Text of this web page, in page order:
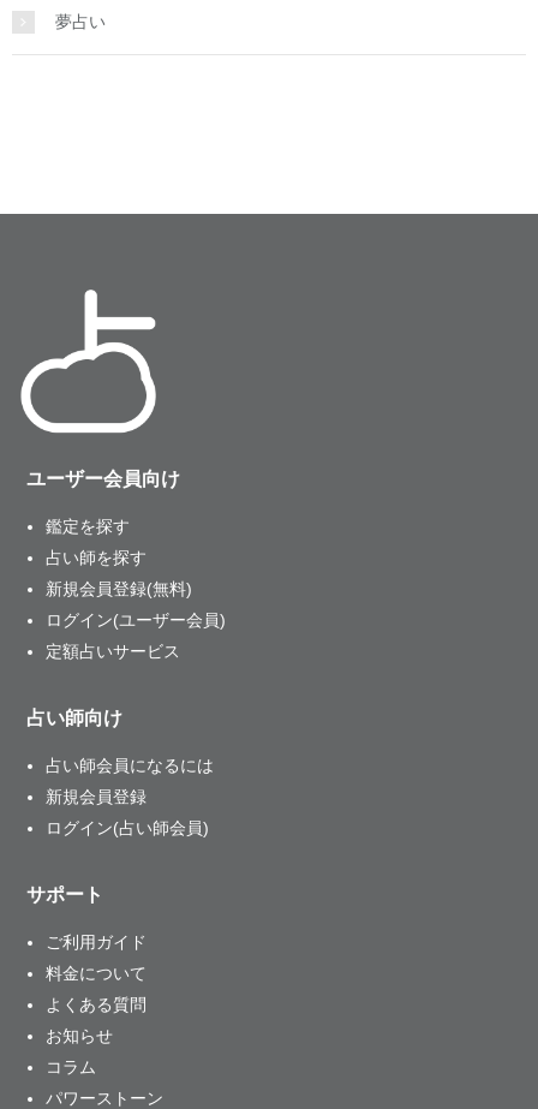
夢占い
ユーザー会員向け
鑑定を探す
占い師を探す
新規会員登録(無料)
ログイン(ユーザー会員)
定額占いサービス
占い師向け
占い師会員になるには
新規会員登録
ログイン(占い師会員)
サポート
ご利用ガイド
料金について
よくある質問
お知らせ
コラム
パワーストーン